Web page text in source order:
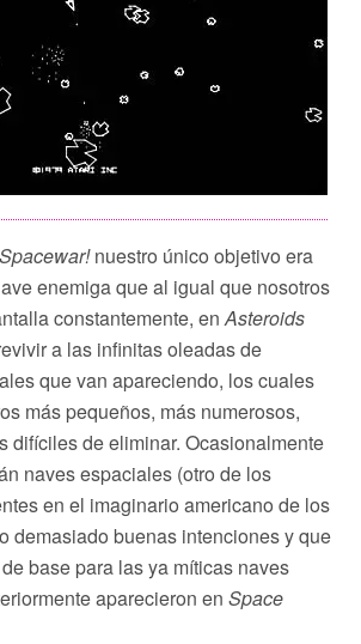
Spacewar!nuestro único objetivo era
enemiga que al igual que nosotros
constantemente, enAsteroids
a las infinitas oleadas de
que van apareciendo, los cuales
más pequeños, más numerosos,
difíciles de eliminar. Ocasionalmente
naves espaciales (otro de los
en el imaginario americano de los
demasiado buenas intenciones y que
base para las ya míticas naves
aparecieron en Space